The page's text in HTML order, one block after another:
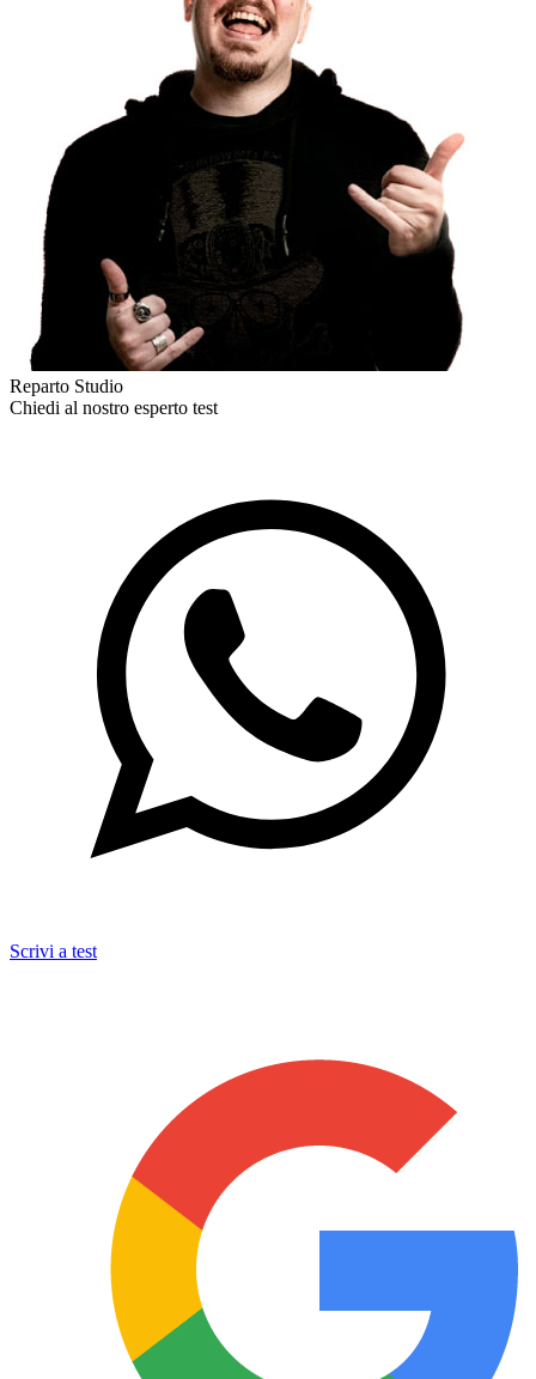
Reparto Studio
Chiedi al nostro esperto test
Scrivi a test